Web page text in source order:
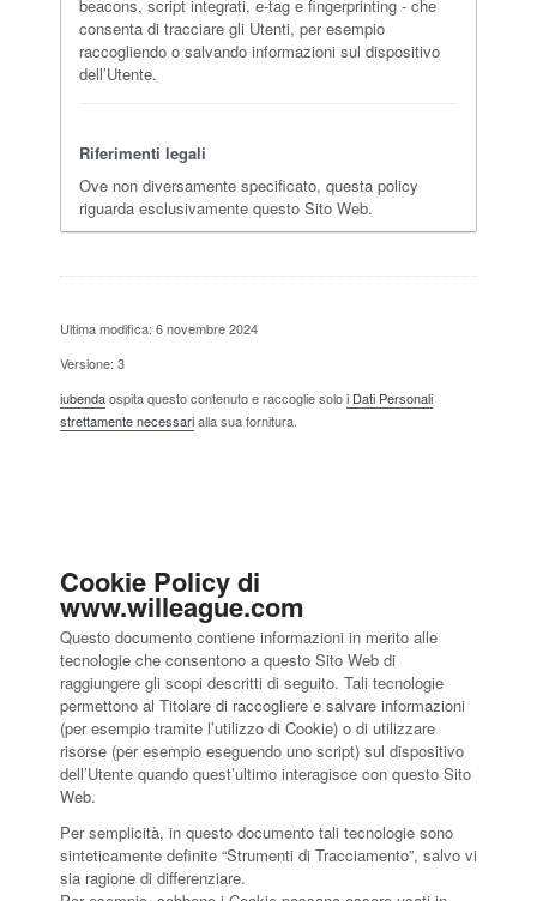
beacons, script integrati, e-tag e fingerprinting - che
consenta di tracciare gli Utenti, per esempio
raccogliendo o salvando informazioni sul dispositivo
dell’Utente.
Riferimenti legali
Ove non diversamente specificato, questa policy
riguarda esclusivamente questo Sito Web.
Ultima modifica: 6 novembre 2024
Versione: 3
iubendaospita questo contenuto e raccoglie soloi Dati Personali
strettamente necessarialla sua fornitura.
Cookie Policy di
www.willeague.com
Questo documento contiene informazioni in merito alle
tecnologie che consentono a questo Sito Web di
raggiungere gli scopi descritti di seguito. Tali tecnologie
permettono al Titolare di raccogliere e salvare informazioni
(per esempio tramite l’utilizzo di Cookie) o di utilizzare
risorse (per esempio eseguendo uno script) sul dispositivo
dell’Utente quando quest’ultimo interagisce con questo Sito
Web.
Per semplicità, in questo documento tali tecnologie sono
sinteticamente definite “Strumenti di Tracciamento”, salvo vi
sia ragione di differenziare.